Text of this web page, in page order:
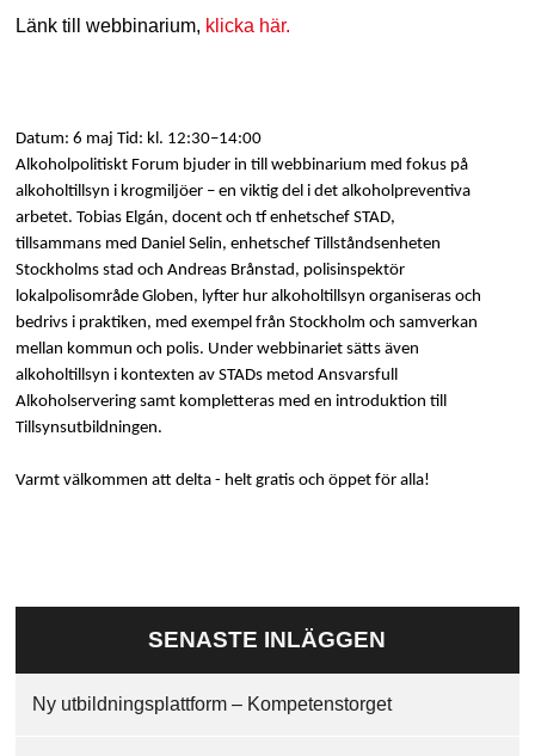
Länk till webbinarium, klicka här.
Datum: 6 maj Tid: kl. 12:30–14:00
Alkoholpolitiskt Forum bjuder in till webbinarium med fokus på
alkoholtillsyn i krogmiljöer – en viktig del i det alkoholpreventiva
arbetet. Tobias Elgán, docent och tf enhetschef STAD,
tillsammans med Daniel Selin, enhetschef Tillståndsenheten
Stockholms stad och Andreas Brånstad, polisinspektör
lokalpolisområde Globen, lyfter hur alkoholtillsyn organiseras och
bedrivs i praktiken, med exempel från Stockholm och samverkan
mellan kommun och polis. Under webbinariet sätts även
alkoholtillsyn i kontexten av STADs metod Ansvarsfull
Alkoholservering samt kompletteras med en introduktion till
Tillsynsutbildningen.
Varmt välkommen att delta - helt gratis och öppet för alla!
SENASTE INLÄGGEN
Ny utbildningsplattform – Kompetenstorget